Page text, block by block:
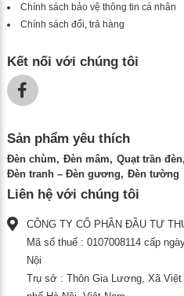
Chính sách bảo vệ thông tin cá nhân
Chính sách đổi, trả hàng
Kết nối với chúng tôi
Sản phẩm yêu thích
Đèn chùm Đèn mâm Quạt trần đèn
Đèn tranh – Đèn gương
Đèn tường
Liên hệ với chúng tôi
CÔNG TY CỔ PHẦN ĐẦU TƯ
Mã số thuế : 0107008114 cấp
Nội
Trụ sở : Thôn Gia Lương, Xã Việt